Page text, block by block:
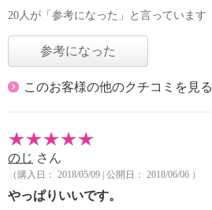
20人が「参考になった」と言っています
参考になった
このお客様の他のクチコミを見る
のじ さん
（購入日： 2018/05/09 | 公開日： 2018/06/06 ）
やっぱりいいです。